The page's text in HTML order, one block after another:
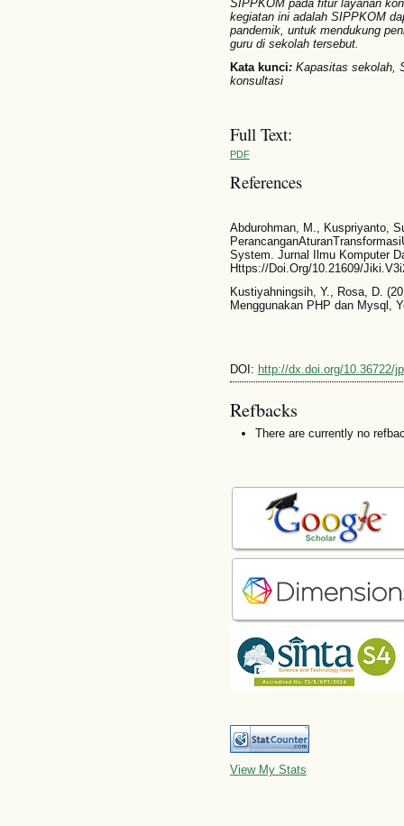
SIPPKOM pada fitur layanan
kegiatan ini adalah SIPPKOM
pandemik, untuk mendukung
guru di sekolah tersebut.
Kata kunci: Kapasitas sekolah,
konsultasi
Full Text:
PDF
References
Abdurohman, M., Kuspriyanto,
System. Jurnal Ilmu Komputer
Https://Doi.Org/10.21609/
Kustiyahningsih, Y., Rosa, D.
Menggunakan PHP dan Mysql,
DOI: http://dx.doi.org/10.36722/
Refbacks
There are currently no
View My Stats